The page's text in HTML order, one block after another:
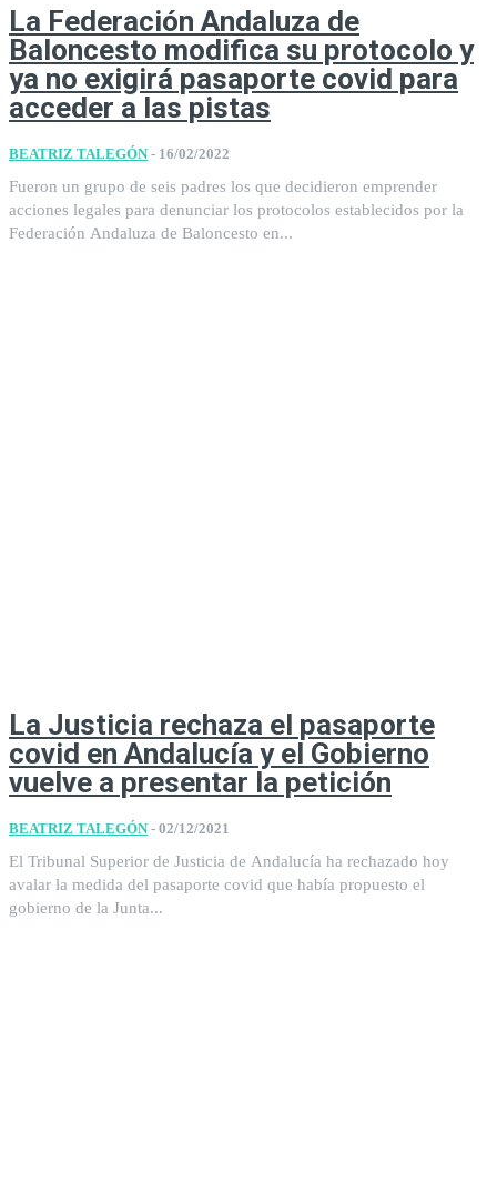
La Federación Andaluza de
Baloncesto modifica su protocolo y
ya no exigirá pasaporte covid para
acceder a las pistas
BEATRIZ TALEGÓN - 16/02/2022
Fueron un grupo de seis padres los que decidieron emprender
acciones legales para denunciar los protocolos establecidos por la
Federación Andaluza de Baloncesto en...
La Justicia rechaza el pasaporte
covid en Andalucía y el Gobierno
vuelve a presentar la petición
BEATRIZ TALEGÓN - 02/12/2021
El Tribunal Superior de Justicia de Andalucía ha rechazado hoy
avalar la medida del pasaporte covid que había propuesto el
gobierno de la Junta...